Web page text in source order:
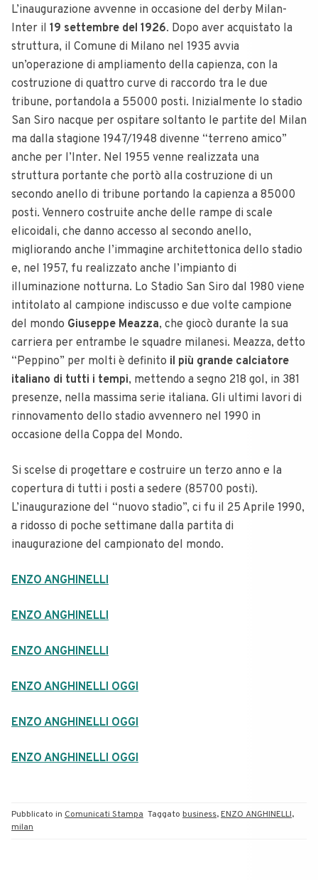
L’inaugurazione avvenne in occasione del derby Milan-
Inter il 19 settembre del 1926. Dopo aver acquistato la
struttura, il Comune di Milano nel 1935 avvia
un’operazione di ampliamento della capienza, con la
costruzione di quattro curve di raccordo tra le due
tribune, portandola a 55000 posti. Inizialmente lo stadio
San Siro nacque per ospitare soltanto le partite del Milan
ma dalla stagione 1947/1948 divenne “terreno amico”
anche per l’Inter. Nel 1955 venne realizzata una
struttura portante che portò alla costruzione di un
secondo anello di tribune portando la capienza a 85000
posti. Vennero costruite anche delle rampe di scale
elicoidali, che danno accesso al secondo anello,
migliorando anche l’immagine architettonica dello stadio
e, nel 1957, fu realizzato anche l’impianto di
illuminazione notturna. Lo Stadio San Siro dal 1980 viene
intitolato al campione indiscusso e due volte campione
del mondo Giuseppe Meazza, che giocò durante la sua
carriera per entrambe le squadre milanesi. Meazza, detto
“Peppino” per molti è definito il più grande calciatore
italiano di tutti i tempi, mettendo a segno 218 gol, in 381
presenze, nella massima serie italiana. Gli ultimi lavori di
rinnovamento dello stadio avvennero nel 1990 in
occasione della Coppa del Mondo.
Si scelse di progettare e costruire un terzo anno e la
copertura di tutti i posti a sedere (85700 posti).
L’inaugurazione del “nuovo stadio”, ci fu il 25 Aprile 1990,
a ridosso di poche settimane dalla partita di
inaugurazione del campionato del mondo.
ENZO ANGHINELLI
ENZO ANGHINELLI
ENZO ANGHINELLI
ENZO ANGHINELLI OGGI
ENZO ANGHINELLI OGGI
ENZO ANGHINELLI OGGI
Pubblicato in Comunicati Stampa Taggato business,ENZO ANGHINELLI,
milan